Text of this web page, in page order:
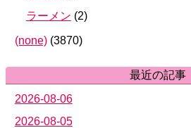
ラーメン (2)
(none) (3870)
最近の記事
2026-08-06
2026-08-05